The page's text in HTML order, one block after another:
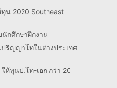
ทุน 2020 Southeast
นักศึกษาฝึกงาน
ริญญาโทในต่างประเทศ
ห้ทุนป.โท-เอก กว่า 20